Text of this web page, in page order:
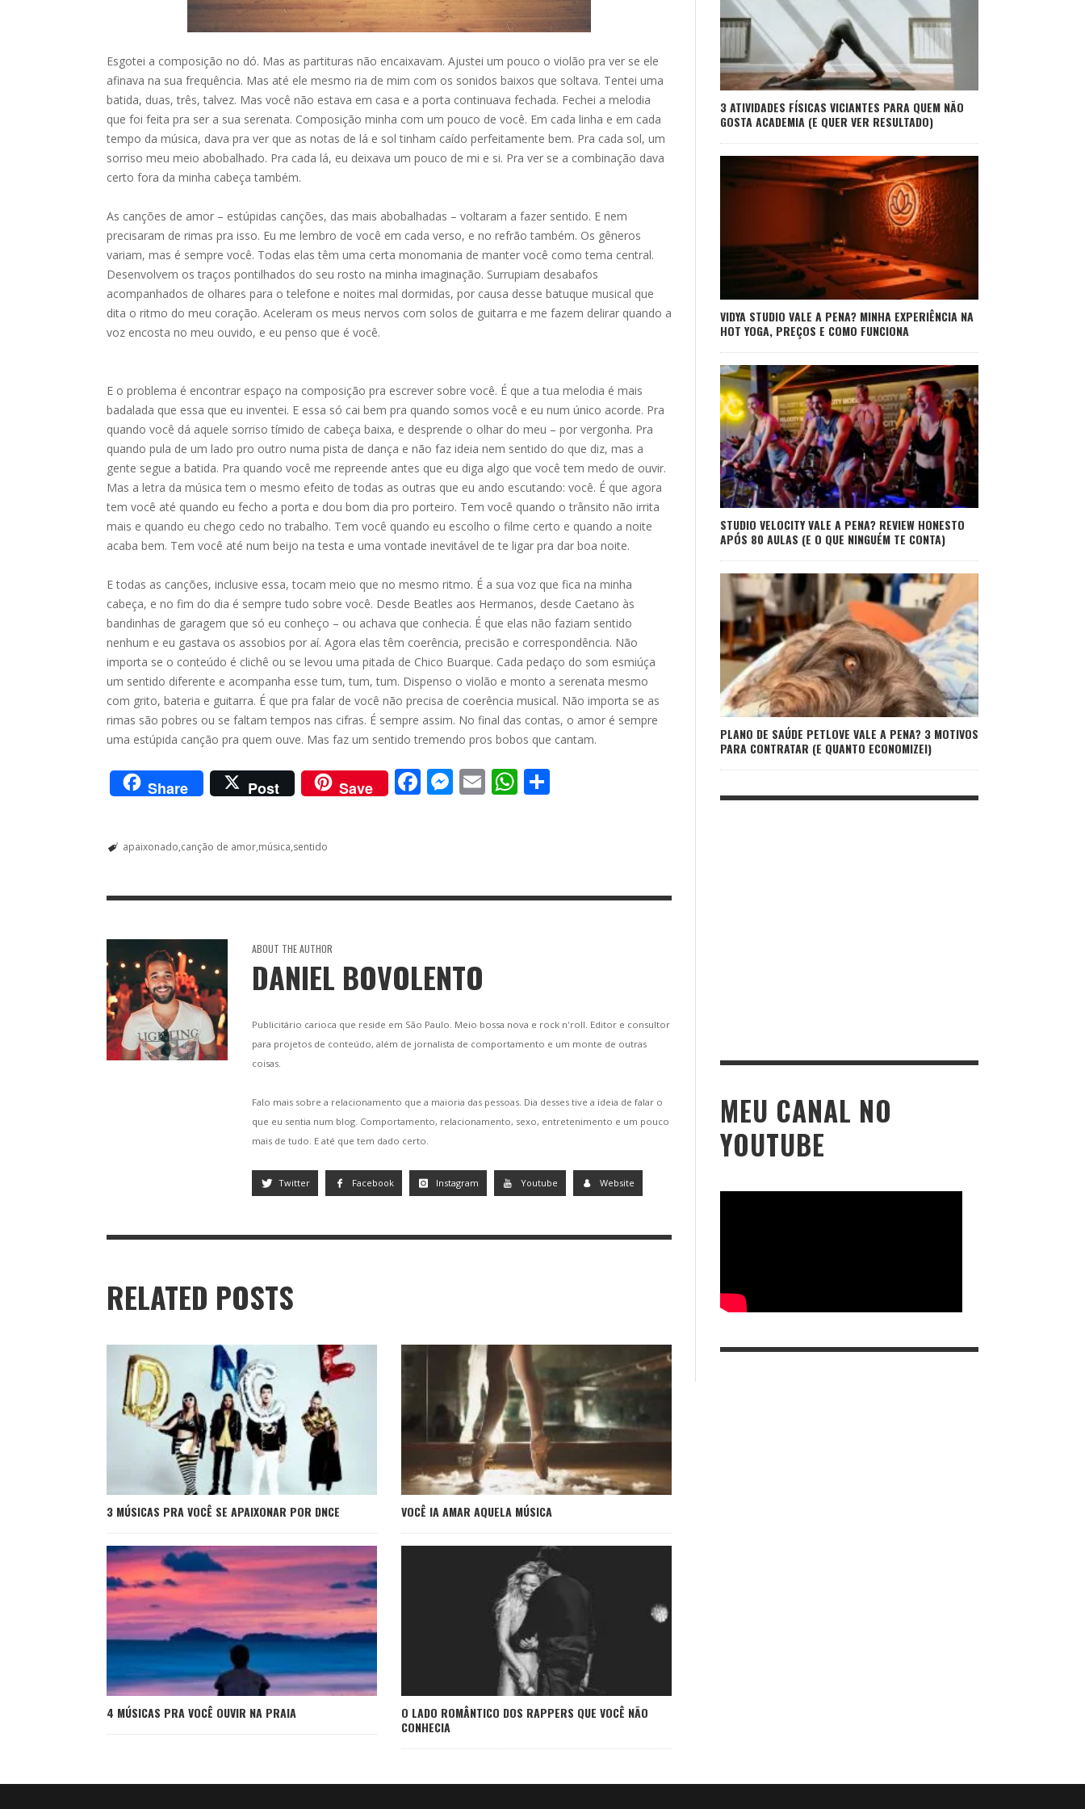
Esgotei a composição no dó. Mas as partituras não encaixavam. Ajustei um pouco o violão pra ver se ele
afinava na sua frequência. Mas até ele mesmo ria de mim com os sonidos baixos que soltava. Tentei uma
batida, duas, três, talvez. Mas você não estava em casa e a porta continuava fechada. Fechei a melodia
que foi feita pra ser a sua serenata. Composição minha com um pouco de você. Em cada linha e em cada
tempo da música, dava pra ver que as notas de lá e sol tinham caído perfeitamente bem. Pra cada sol, um
sorriso meu meio abobalhado. Pra cada lá, eu deixava um pouco de mi e si. Pra ver se a combinação dava
certo fora da minha cabeça também.
As canções de amor – estúpidas canções, das mais abobalhadas – voltaram a fazer sentido. E nem
precisaram de rimas pra isso. Eu me lembro de você em cada verso, e no refrão também. Os gêneros
variam, mas é sempre você. Todas elas têm uma certa monomania de manter você como tema central.
Desenvolvem os traços pontilhados do seu rosto na minha imaginação. Surrupiam desabafos
acompanhados de olhares para o telefone e noites mal dormidas, por causa desse batuque musical que
dita o ritmo do meu coração. Aceleram os meus nervos com solos de guitarra e me fazem delirar quando a
voz encosta no meu ouvido, e eu penso que é você.
E o problema é encontrar espaço na composição pra escrever sobre você. É que a tua melodia é mais
badalada que essa que eu inventei. E essa só cai bem pra quando somos você e eu num único acorde. Pra
quando você dá aquele sorriso tímido de cabeça baixa, e desprende o olhar do meu – por vergonha. Pra
quando pula de um lado pro outro numa pista de dança e não faz ideia nem sentido do que diz, mas a
gente segue a batida. Pra quando você me repreende antes que eu diga algo que você tem medo de ouvir.
Mas a letra da música tem o mesmo efeito de todas as outras que eu ando escutando: você. É que agora
tem você até quando eu fecho a porta e dou bom dia pro porteiro. Tem você quando o trânsito não irrita
mais e quando eu chego cedo no trabalho. Tem você quando eu escolho o filme certo e quando a noite
acaba bem. Tem você até num beijo na testa e uma vontade inevitável de te ligar pra dar boa noite.
E todas as canções, inclusive essa, tocam meio que no mesmo ritmo. É a sua voz que fica na minha
cabeça, e no fim do dia é sempre tudo sobre você. Desde Beatles aos Hermanos, desde Caetano às
bandinhas de garagem que só eu conheço – ou achava que conhecia. É que elas não faziam sentido
nenhum e eu gastava os assobios por aí. Agora elas têm coerência, precisão e correspondência. Não
importa se o conteúdo é clichê ou se levou uma pitada de Chico Buarque. Cada pedaço do som esmiúça
um sentido diferente e acompanha esse tum, tum, tum. Dispenso o violão e monto a serenata mesmo
com grito, bateria e guitarra. É que pra falar de você não precisa de coerência musical. Não importa se as
rimas são pobres ou se faltam tempos nas cifras. É sempre assim. No final das contas, o amor é sempre
uma estúpida canção pra quem ouve. Mas faz um sentido tremendo pros bobos que cantam.
Share Post Save F
o
M
g
E W
p
apaixonado canção de amor música sentido
ABOUT THE AUTHOR
DANIEL BOVOLENTO
Publicitário carioca que reside em São Paulo. Meio bossa nova e rock n'roll. Editor e consultor
para projetos de conteúdo, além de jornalista de comportamento e um monte de outras
coisas.
Falo mais sobre a relacionamento que a maioria das pessoas. Dia desses tive a ideia de falar o
que eu sentia num blog. Comportamento, relacionamento, sexo, entretenimento e um pouco
mais de tudo. E até que tem dado certo.
Twitter Facebook Instagram Youtube Website
RELATED POSTS
3 MÚSICAS PRA VOCÊ SE APAIXONAR POR DNCE VOCÊ IA AMAR AQUELA MÚSICA
4 MÚSICAS PRA VOCÊ OUVIR NA PRAIA
O LADO ROMÂNTICO DOS RAPPERS QUE VOCÊ NÃO
CONHECIA
3 ATIVIDADES FÍSICAS VICIANTES PARA QUEM NÃO
GOSTA ACADEMIA (E QUER VER RESULTADO)
VIDYA STUDIO VALE A PENA? MINHA EXPERIÊNCIA NA
HOT YOGA, PREÇOS E COMO FUNCIONA
STUDIO VELOCITY VALE A PENA? REVIEW HONESTO
APÓS 80 AULAS (E O QUE NINGUÉM TE CONTA)
PLANO DE SAÚDE PETLOVE VALE A PENA? 3 MOTIVOS
PARA CONTRATAR (E QUANTO ECONOMIZEI)
MEU CANAL NO
YOUTUBE